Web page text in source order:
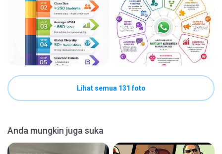
Lihat semua 131 foto
Anda mungkin juga suka